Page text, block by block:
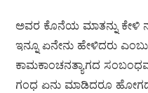
ಅವರ ಕೊನೆಯ ಮಾತನ್ನು ಕೇಳಿ
ಇನ್ನೂ ಏನೇನು ಹೇಳಿದರು
ಕಾಮಕಾಂಚನತ್ಯಾಗದ
ಗಂಧ ಏನು ಮಾಡಿದರೂ